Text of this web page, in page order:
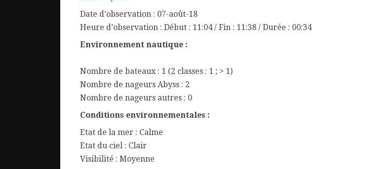
Date d’observation : 07-août-18
Heure d’observation : Début : 11:04 / Fin : 11:38 / Durée : 00:34
Environnement nautique :
Nombre de bateaux : 1 (2 classes : 1 ; > 1)
Nombre de nageurs Abyss : 2
Nombre de nageurs autres : 0
Conditions environnementales :
Etat de la mer : Calme
Etat du ciel : Clair
Visibilité : Moyenne